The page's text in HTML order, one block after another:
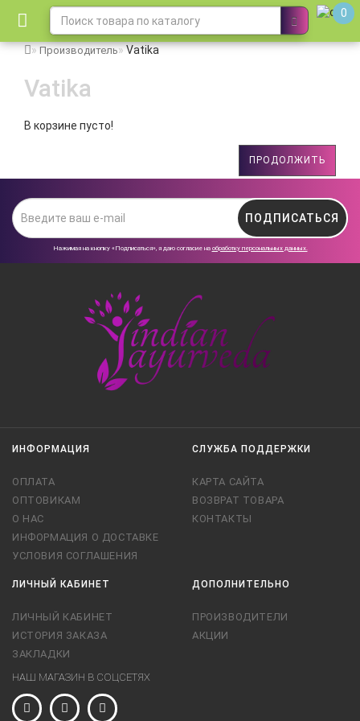
0
Производитель Vatika
Vatika
В корзине пусто!
ПРОДОЛЖИТЬ
ПОДПИСАТЬСЯ
Нажимая на кнопку «Подписаться», я даю cогласие на обработку персональных данных.
ИНФОРМАЦИЯ
ОПЛАТА
ОПТОВИКАМ
О НАС
ИНФОРМАЦИЯ О ДОСТАВКЕ
УСЛОВИЯ СОГЛАШЕНИЯ
СЛУЖБА ПОДДЕРЖКИ
КАРТА САЙТА
ВОЗВРАТ ТОВАРА
КОНТАКТЫ
ЛИЧНЫЙ КАБИНЕТ
ЛИЧНЫЙ КАБИНЕТ
ИСТОРИЯ ЗАКАЗА
ЗАКЛАДКИ
ДОПОЛНИТЕЛЬНО
ПРОИЗВОДИТЕЛИ
АКЦИИ
НАШ МАГАЗИН В СОЦСЕТЯХ